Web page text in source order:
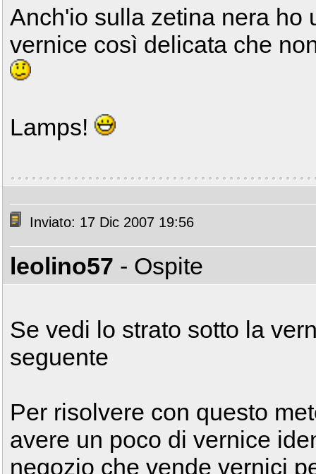
Anch'io sulla zetina nera ho
vernice così delicata che
Lamps!
Inviato: 17 Dic 2007 19:56
leolino57 - Ospite
Se vedi lo strato sotto la
seguente
Per risolvere con questo
avere un poco di vernice
negozio che vende vernici